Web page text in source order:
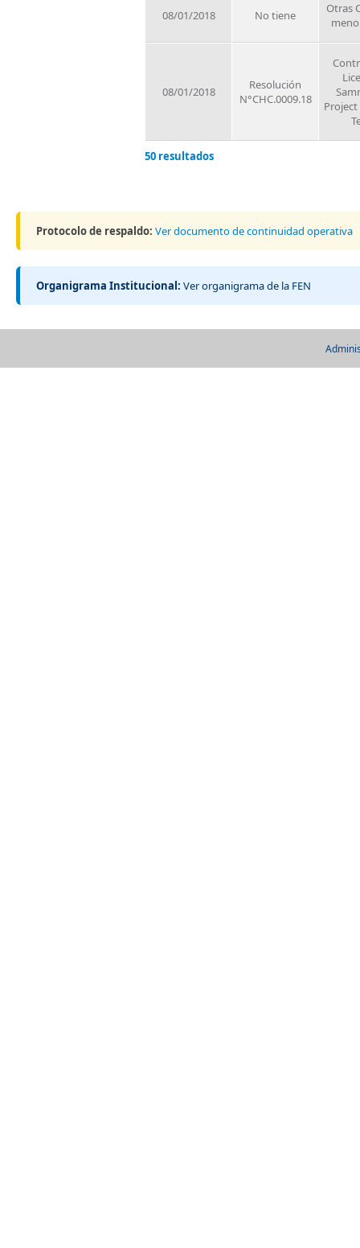
50 resultados
08/01/2018 No tiene
Otras
08/01/2018
Resolución
N°CHC.0009.18
Protocolo de respaldo: Ver documento de continuidad operativa
Organigrama Institucional: Ver organigrama de la FEN